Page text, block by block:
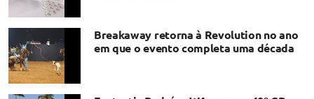
Breakaway retorna à Revolution no ano
em que o evento completa uma década